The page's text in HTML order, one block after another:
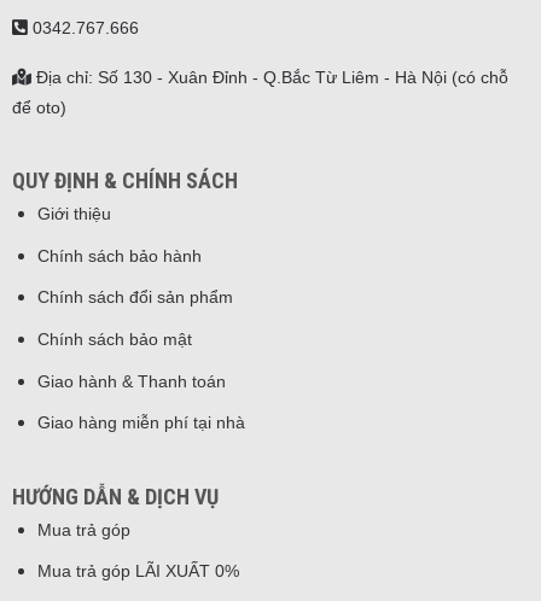
0342.767.666
Địa chỉ: Số 130 - Xuân Đỉnh - Q.Bắc Từ Liêm - Hà Nội (có chỗ
để oto)
QUY ĐỊNH & CHÍNH SÁCH
Giới thiệu
Chính sách bảo hành
Chính sách đổi sản phẩm
Chính sách bảo mật
Giao hành & Thanh toán
Giao hàng miễn phí tại nhà
HƯỚNG DẪN & DỊCH VỤ
Mua trả góp
Mua trả góp LÃI XUẤT 0%